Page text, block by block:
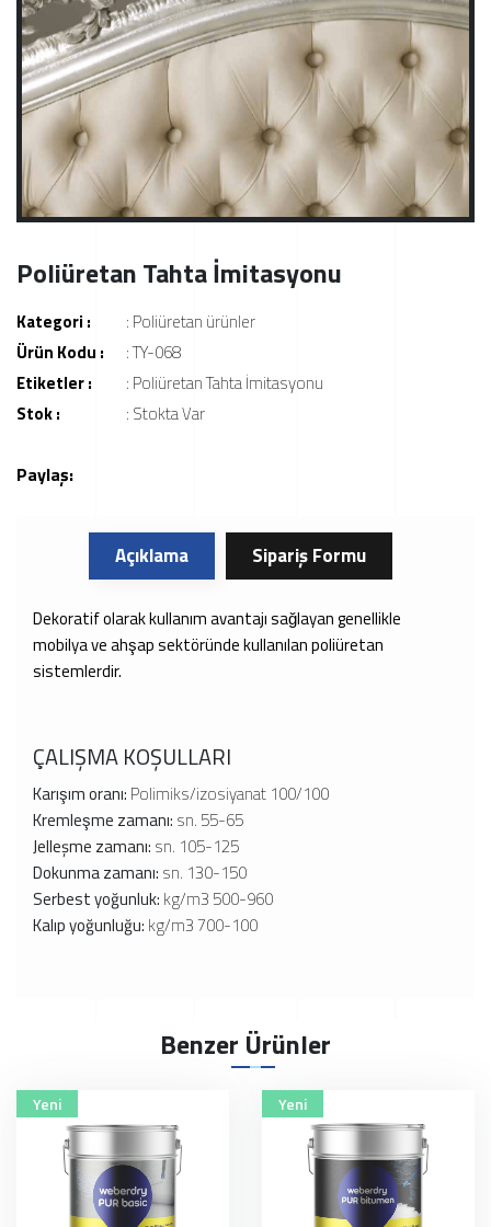
Poliüretan Tahta İmitasyonu
Kategori : : Poliüretan ürünler
Ürün Kodu :
: TY-068
Etiketler :
: Poliüretan Tahta İmitasyonu
Stok :
: Stokta Var
Paylaş:
Açıklama Sipariş Formu
Dekoratif olarak kullanım avantajı sağlayan genellikle
mobilya ve ahşap sektöründe kullanılan poliüretan
sistemlerdir.
ÇALIŞMA KOŞULLARI
Karışım oranı: Polimiks/izosiyanat 100/100
Kremleşme zamanı: sn. 55-65
Jelleşme zamanı: sn. 105-125
Dokunma zamanı: sn. 130-150
Serbest yoğunluk: kg/m3 500-960
Kalıp yoğunluğu: kg/m3 700-100
Benzer Ürünler
Yeni Yeni